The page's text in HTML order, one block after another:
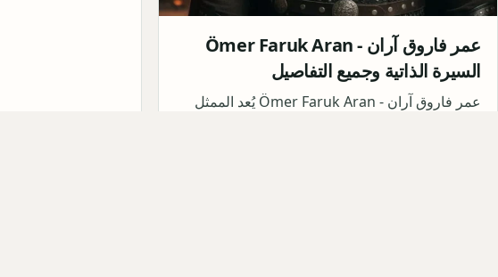
عمر فاروق آران - Ömer Faruk Aran
السيرة الذاتية وجميع التفاصيل
عمر فاروق آران - Ömer Faruk Aran يُعد الممثل